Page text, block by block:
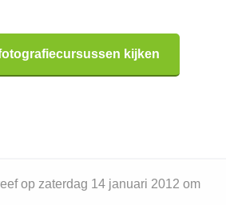
kijken
op zaterdag 14 januari 2012 om